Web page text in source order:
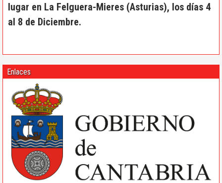
lugar en La Felguera-Mieres (Asturias), los días 4
al 8 de Diciembre.
Enlaces